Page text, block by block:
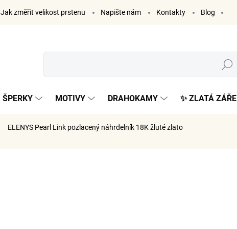
Jak změřit velikost prstenu Napište nám Kontakty Blog
Hledat
ŠPERKY MOTIVY DRAHOKAMY ✨ ZLATÁ ZÁŘE
ELENYS Pearl Link pozlacený náhrdelník 18K žluté zlato